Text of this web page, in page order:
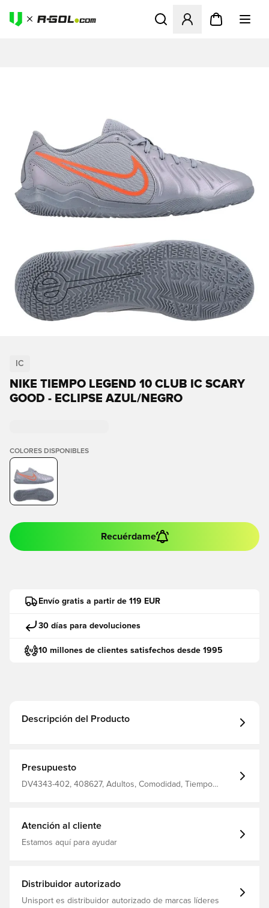
Abre un modal para iniciar
IC
NIKE TIEMPO LEGEND 10 CLUB IC SCARY
GOOD - ECLIPSE AZUL/NEGRO
COLORES DISPONIBLES
Recuérdame
Envío gratis a partir de 119 EUR
30 días para devoluciones
10 millones de clientes satisfechos desde 1995
Descripción del Producto
Presupuesto
DV4343-402, 408627, Adultos, Comodidad, Tiempo
Atención al cliente
Estamos aquí para ayudar
Distribuidor autorizado
Unisport es distribuidor autorizado de marcas líderes